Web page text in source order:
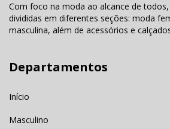
Com foco na moda ao alcance de
divididas em diferentes seções: moda
masculina, além de acessórios e
Departamentos
Início
Masculino